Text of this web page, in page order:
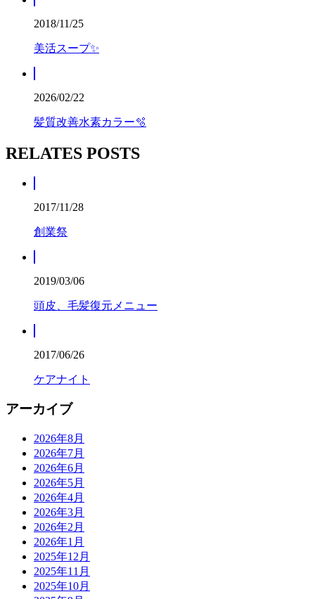
2018/11/25
美活スープ✨
2026/02/22
髪質改善水素カラー🫧
RELATES POSTS
2017/11/28
創業祭
2019/03/06
頭皮、毛髪復元メニュー
2017/06/26
ケアナイト
アーカイブ
2026年8月
2026年7月
2026年6月
2026年5月
2026年4月
2026年3月
2026年2月
2026年1月
2025年12月
2025年11月
2025年10月